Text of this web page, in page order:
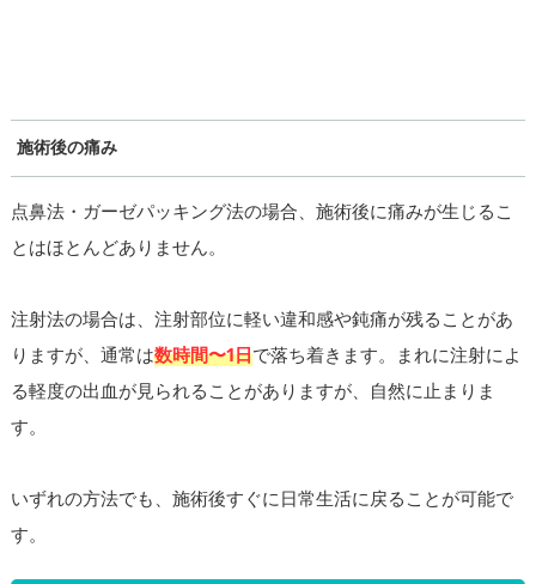
施術後の痛み
点鼻法・ガーゼパッキング法の場合、施術後に痛みが生じるこ
とはほとんどありません。
注射法の場合は、注射部位に軽い違和感や鈍痛が残ることがあ
りますが、通常は数時間〜1日で落ち着きます。まれに注射によ
る軽度の出血が見られることがありますが、自然に止まりま
す。
いずれの方法でも、施術後すぐに日常生活に戻ることが可能で
す。